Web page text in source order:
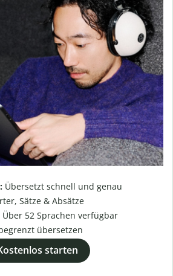
Übersetzt schnell und genau
Sätze & Absätze
Über 52 Sprachen verfügbar
übersetzen
starten